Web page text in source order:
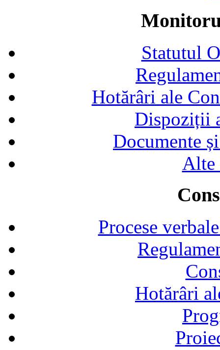
Statutul
Hotărâri ale
Dispoziții
Documente
Alte
Procese
Hotărâri